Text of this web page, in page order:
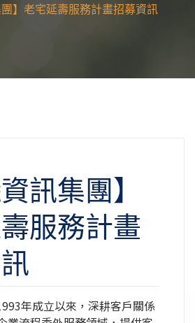
團】老宅延壽服務計畫招募資訊
訊集團】
服務計畫
年成立以來，深耕客戶關係